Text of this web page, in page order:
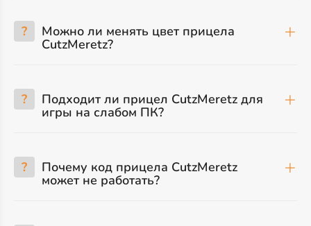
? Можно ли менять цвет прицела
CutzMeretz?
? Подходит ли прицел CutzMeretz для
игры на слабом ПК?
? Почему код прицела CutzMeretz
может не работать?